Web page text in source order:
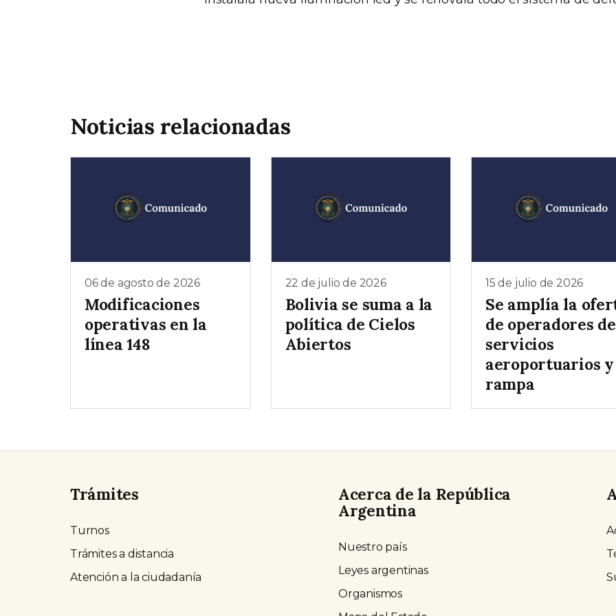
Noticias relacionadas
06 de agosto de 2026
Modificaciones
operativas en la
línea 148
22 de julio de 2026
Bolivia se suma a la
política de Cielos
Abiertos
15 de julio de 2026
Se amplía la
de operadores de
servicios
aeroportuarios y
rampa
Trámites
Turnos
Trámites a distancia
Atención a la ciudadanía
Acerca de la República
Argentina
Nuestro país
Leyes argentinas
Organismos